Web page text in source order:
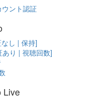
ント認証
し | 保持]
り | 視聴回数]
Live